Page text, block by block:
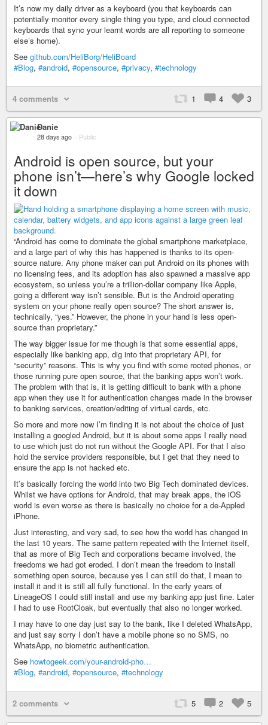
It’s now my daily driver as a keyboard (you that keyboards can
potentially monitor every single thing you type, and cloud connected
keyboards that sync your learnt words are all reporting to someone
else’s home).
See github.com/HeliBorg/HeliBoard
#Blog, #android, #opensource, #privacy, #technology
4 comments 1 4 3
Danie
28 days ago – Public
Android is open source, but your
phone isn’t—here’s why Google locked
it down
“Android has come to dominate the global smartphone marketplace,
and a large part of why this has happened is thanks to its open-
source nature. Any phone maker can put Android on its phones with
no licensing fees, and its adoption has also spawned a massive app
ecosystem, so unless you’re a trillion-dollar company like Apple,
going a different way isn’t sensible. But is the Android operating
system on your phone really open source? The short answer is,
technically, “yes.” However, the phone in your hand is less open-
source than proprietary.”
The way bigger issue for me though is that some essential apps,
especially like banking app, dig into that proprietary API, for
“security” reasons. This is why you find with some rooted phones, or
those running pure open source, that the banking apps won’t work.
The problem with that is, it is getting difficult to bank with a phone
app when they use it for authentication changes made in the browser
to banking services, creation/editing of virtual cards, etc.
So more and more now I’m finding it is not about the choice of just
installing a googled Android, but it is about some apps I really need
to use which just do not run without the Google API. For that I also
hold the service providers responsible, but I get that they need to
ensure the app is not hacked etc.
It’s basically forcing the world into two Big Tech dominated devices.
Whilst we have options for Android, that may break apps, the iOS
world is even worse as there is basically no choice for a de-Appled
iPhone.
Just interesting, and very sad, to see how the world has changed in
the last 10 years. The same pattern repeated with the Internet itself,
that as more of Big Tech and corporations became involved, the
freedoms we had got eroded. I don’t mean the freedom to install
something open source, because yes I can still do that, I mean to
install it and it is still all fully functional. In the early years of
LineageOS I could still install and use my banking app just fine. Later
I had to use RootCloak, but eventually that also no longer worked.
I may have to one day just say to the bank, like I deleted WhatsApp,
and just say sorry I don’t have a mobile phone so no SMS, no
WhatsApp, no biometric authentication.
See howtogeek.com/your-android-pho…
#Blog, #android, #opensource, #technology
2 comments 5 2 5